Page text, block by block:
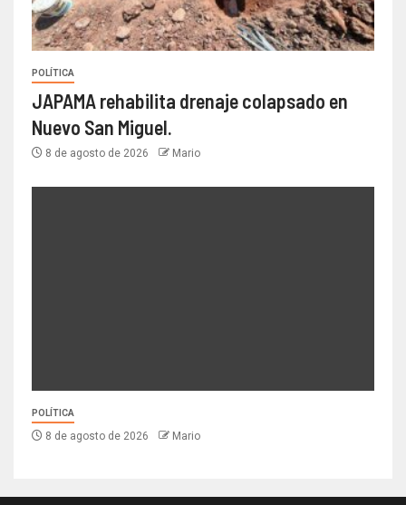
POLÍTICA
JAPAMA rehabilita drenaje colapsado en
Nuevo San Miguel.
8 de agosto de 2026 Mario
POLÍTICA
8 de agosto de 2026 Mario